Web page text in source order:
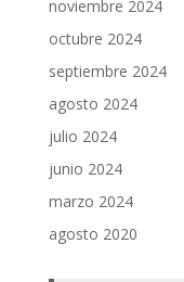
noviembre 2024
octubre 2024
septiembre 2024
agosto 2024
julio 2024
junio 2024
marzo 2024
agosto 2020